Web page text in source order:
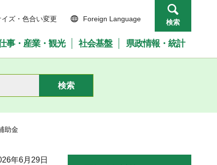
ズ・色合い変更 Foreign Language 検索
事・産業・観光 社会基盤 県政情報・統計
助金
年6月29日